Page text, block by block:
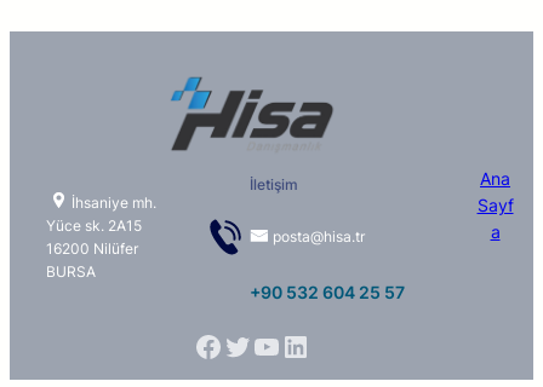
İhsaniye mh.
Yüce sk. 2A15
16200 Nilüfer
BURSA
İletişim
posta@hisa.tr
+90 532 604 25 57
Ana
Sayf
a